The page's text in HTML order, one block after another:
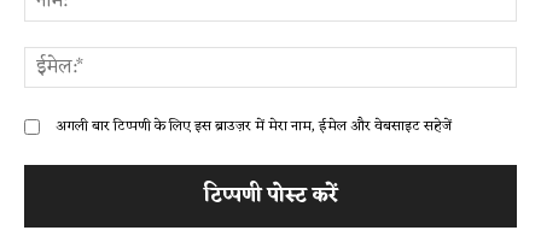
अगली बार टिप्पणी के लिए इस ब्राउज़र में मेरा नाम, ईमेल और वेबसाइट सहेजें